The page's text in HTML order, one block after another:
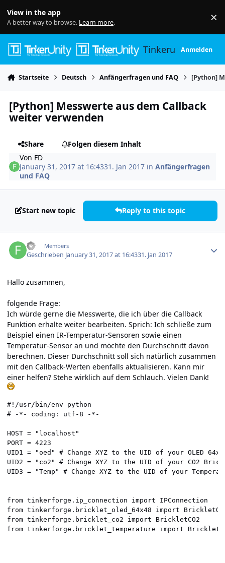
View in the app
A better way to browse. Learn more. ×
TinkerunityAnmelden
Startseite Deutsch Anfängerfragen und FAQ [Python]
[Python] Messwerte aus dem Callback
weiter verwenden
Share
Folgen diesem Inhalt
Von FD
January 31, 2017 at 16:4331. Jan 2017 inAnfängerfragen
und FAQ
Start new topic Reply to this topic
FD Members
Geschrieben January 31, 2017 at 16:4331. Jan 2017
Hallo zusammen,
folgende Frage:
Ich würde gerne die Messwerte, die ich über die Callback
Funktion erhalte weiter bearbeiten. Sprich: Ich schließe zum
Beispiel einen IR-Temperatur-Sensoren sowie einen
Temperatur-Sensor an und möchte den Durchschnitt davon
berechnen. Dieser Durchschnitt soll sich natürlich zusammen
mit den Callback-Werten ebenfalls aktualisieren. Kann mir
einer helfen? Stehe wirklich auf dem Schlauch. Vielen Dank!
#!/usr/bin/env python
# -*- coding: utf-8 -*-
HOST = "localhost"
PORT = 4223
UID1 = "oed" # Change XYZ to the UID of your OLED
UID2 = "co2" # Change XYZ to the UID of your CO2
UID3 = "Temp" # Change XYZ to the UID of your
from tinkerforge.ip_connection import IPConnection
from tinkerforge.bricklet_oled_64x48 import
from tinkerforge.bricklet_co2 import BrickletCO2
from tinkerforge.bricklet_temperature import